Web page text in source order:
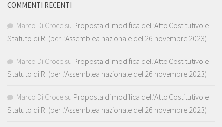
COMMENTI RECENTI
Marco Di Croce su Proposta di modifica dell’Atto Costitutivo e
Statuto di RI (per l’Assemblea nazionale del 26 novembre 2023)
Marco Di Croce su Proposta di modifica dell’Atto Costitutivo e
Statuto di RI (per l’Assemblea nazionale del 26 novembre 2023)
Marco Di Croce su Proposta di modifica dell’Atto Costitutivo e
Statuto di RI (per l’Assemblea nazionale del 26 novembre 2023)